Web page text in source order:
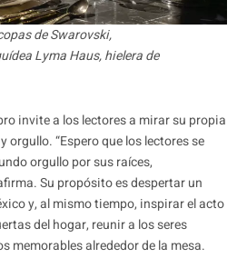
de Swarovski,
Lyma Haus, hielera de
invite a los lectores a mirar su propia
“Espero que los lectores se
orgullo por sus raíces,
Su propósito es despertar un
y, al mismo tiempo, inspirar el acto
del hogar, reunir a los seres
memorables alrededor de la mesa.